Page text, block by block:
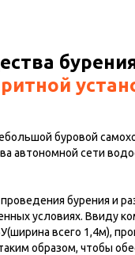
буровой
автономной сети
бурения и
условиях. Ввиду
всего 1,4м),
образом, чтобы
Бурение скважин
в Московской
Карта глубин
Вопрос-ответ
348-84-34